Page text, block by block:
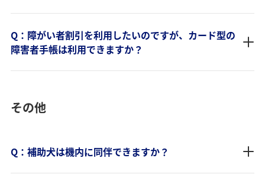
Q：障がい者割引を利用したいのですが、カード型の
障害者手帳は利用できますか？
その他
Q：補助犬は機内に同伴できますか？